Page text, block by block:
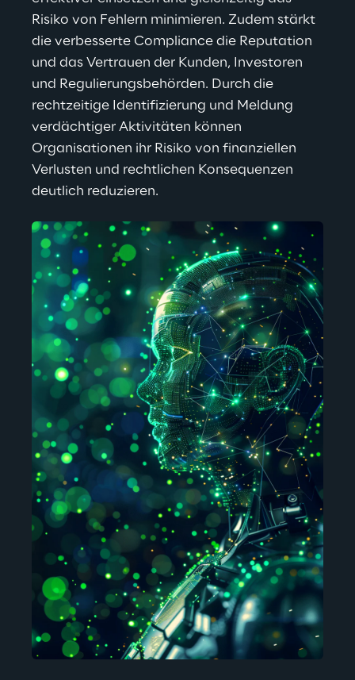
Risiko von Fehlern minimieren. Zudem stärkt
die verbesserte Compliance die Reputation
und das Vertrauen der Kunden, Investoren
und Regulierungsbehörden. Durch die
rechtzeitige Identifizierung und Meldung
verdächtiger Aktivitäten können
Organisationen ihr Risiko von finanziellen
Verlusten und rechtlichen Konsequenzen
deutlich reduzieren.